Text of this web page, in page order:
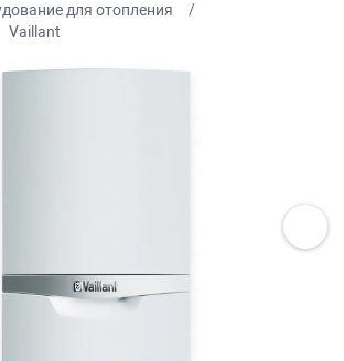
для отопления
Vaillant